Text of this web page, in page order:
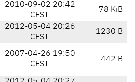
2010-09-02 20:42
CEST
78 KiB
2012-05-04 20:26
CEST
1230 B
2007-04-26 19:50
CEST
442 B